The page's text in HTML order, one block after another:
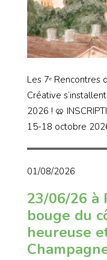
Les 7ᵉ Rencontres
Créative
2026 ! 🥨
15-18 octobre
01/08/2026
23/06/26 à
bouge du
heureuse